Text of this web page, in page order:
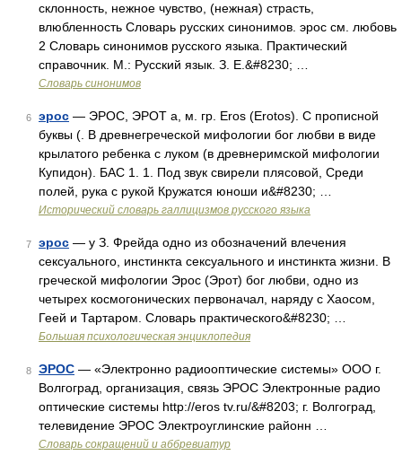
склонность, нежное чувство, (нежная) страсть,
влюбленность Словарь русских синонимов. эрос см. любовь
2 Словарь синонимов русского языка. Практический
справочник. М.: Русский язык. З. Е.&#8230; …
Словарь синонимов
6 эрос — ЭРОС, ЭРОТ а, м. гр. Eros (Erotos). С прописной
буквы (. В древнегреческой мифологии бог любви в виде
крылатого ребенка с луком (в древнеримской мифологии
Купидон). БАС 1. 1. Под звук свирели плясовой, Среди
полей, рука с рукой Кружатся юноши и&#8230; …
Исторический словарь галлицизмов русского языка
7 эрос — у З. Фрейда одно из обозначений влечения
сексуального, инстинкта сексуального и инстинкта жизни. В
греческой мифологии Эрос (Эрот) бог любви, одно из
четырех космогонических первоначал, наряду с Хаосом,
Геей и Тартаром. Словарь практического&#8230; …
Большая психологическая энциклопедия
8 ЭРОС — «Электронно радиооптические системы» ООО г.
Волгоград, организация, связь ЭРОС Электронные радио
оптические системы http://eros tv.ru/&#8203; г. Волгоград,
телевидение ЭРОС Электроуглинские районн …
Словарь сокращений и аббревиатур